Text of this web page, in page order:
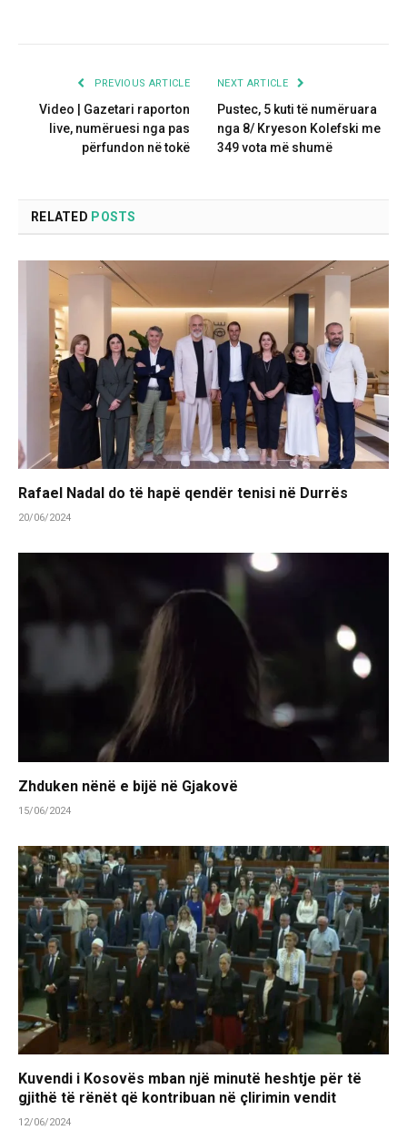
PREVIOUS ARTICLE
Video | Gazetari raporton
live, numëruesi nga pas
përfundon në tokë
NEXT ARTICLE
Pustec, 5 kuti të numëruara
nga 8/ Kryeson Kolefski me
349 vota më shumë
RELATED POSTS
Rafael Nadal do të hapë qendër tenisi në Durrës
20/06/2024
Zhduken nënë e bijë në Gjakovë
15/06/2024
Kuvendi i Kosovës mban një minutë heshtje për të
gjithë të rënët që kontribuan në çlirimin vendit
12/06/2024